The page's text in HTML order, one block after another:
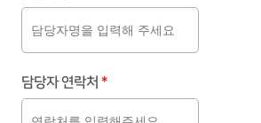
담당자 연락처*